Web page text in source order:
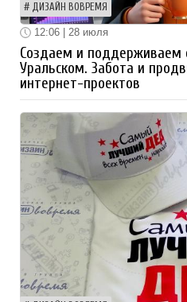
ДИЗАЙН ВОВРЕМЯ
12:06 | 28 июля
Создаем и поддерживаем
Уральском. Забота и
интернет-проектов